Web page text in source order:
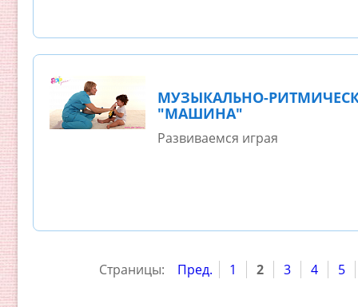
МУЗЫКАЛЬНО-
"МАШИНА"
Развиваемся играя
Страницы: Пред. 1 2 3 4 5